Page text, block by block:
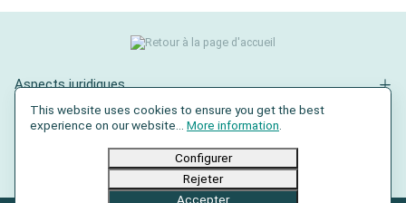
Aspects juridiques
Contact
Réseaux sociaux
This website uses cookies to ensure you get the best
experience on our website... More information
Configurer
Rejeter
Accepter